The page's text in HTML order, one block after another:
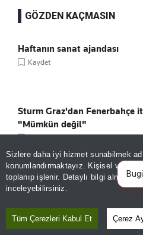
Sizlere daha iyi hizmet sunabilmek
konumlandırmaktayız. Kişisel
toplanıp işlenir. Detaylı bilgi almak
inceleyebilirsiniz.
Tüm Çerezleri Kabul Et Çerez
GÖZDEN KAÇMASIN
Haftanın sanat ajandası
Kaydet
Sturm Graz'dan Fenerbahçe
"Mümkün değil"
Tarihî kitaplar dijital ortama
Kaydet
ve